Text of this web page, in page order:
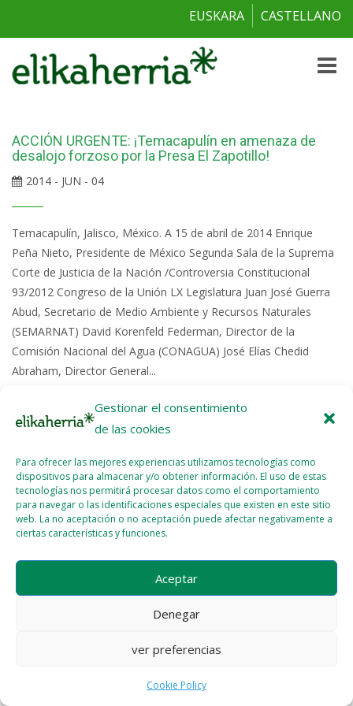
Gestionar el consentimiento
de las cookies
Para ofrecer las mejores experiencias utilizamos tecnologías como
dispositivos para almacenar y/o obtener información. El uso de estas
tecnologías nos permitirá procesar datos como el comportamiento
para navegar o las identificaciones especiales que existen en este sitio
web. La no aceptación o no aceptación puede afectar negativamente a
ciertas características y funciones.
Aceptar
Denegar
ver preferencias
Cookie Policy
EUSKARA CASTELLANO
Toggle
ACCIÓN URGENTE: ¡Temacapulín en amenaza de
desalojo forzoso por la Presa El Zapotillo!
2014 - JUN - 04
Temacapulín, Jalisco, México. A 15 de abril de 2014 Enrique
Peña Nieto, Presidente de México Segunda Sala de la Suprema
Corte de Justicia de la Nación /Controversia Constitucional
93/2012 Congreso de la Unión LX Legislatura Juan José Guerra
Abud, Secretario de Medio Ambiente y Recursos Naturales
(SEMARNAT) David Korenfeld Federman, Director de la
Comisión Nacional del Agua (CONAGUA) José Elías Chedid
Abraham, Director General...
Read More >>
Licencia del contenido